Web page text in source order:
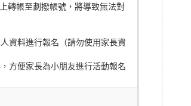
轉帳至劃撥帳號，將導致無法對
資料進行報名（請勿使用家長資
方便家長為小朋友進行活動報名